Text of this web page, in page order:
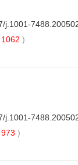
j.1001-
1062 )
j.1001-
973 )